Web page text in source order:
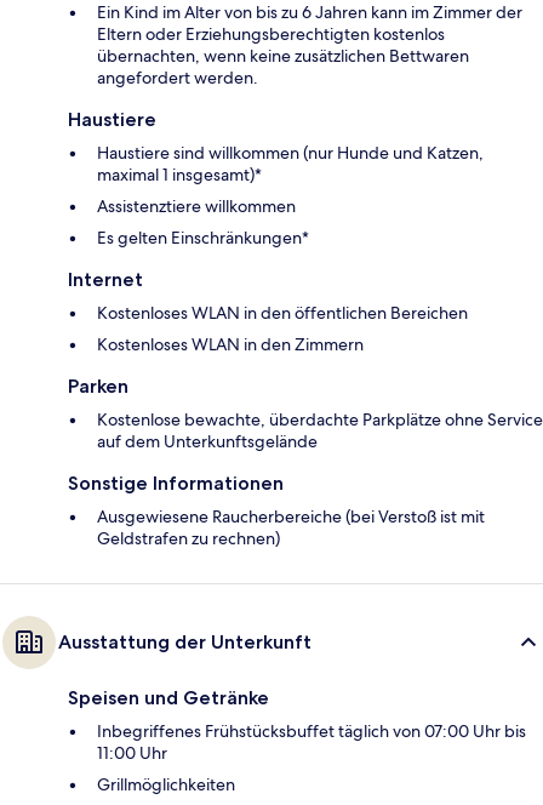
Ein Kind im Alter von bis zu 6 Jahren kann im Zimmer der
Eltern oder Erziehungsberechtigten kostenlos
übernachten, wenn keine zusätzlichen Bettwaren
angefordert werden.
Haustiere
Haustiere sind willkommen (nur Hunde und Katzen,
maximal 1 insgesamt)*
Assistenztiere willkommen
Es gelten Einschränkungen*
Internet
Kostenloses WLAN in den öffentlichen Bereichen
Kostenloses WLAN in den Zimmern
Parken
Kostenlose bewachte, überdachte Parkplätze ohne Service
auf dem Unterkunftsgelände
Sonstige Informationen
Ausgewiesene Raucherbereiche (bei Verstoß ist mit
Geldstrafen zu rechnen)
Ausstattung der Unterkunft
Speisen und Getränke
Inbegriffenes Frühstücksbuffet täglich von 07:00 Uhr bis
11:00 Uhr
Grillmöglichkeiten